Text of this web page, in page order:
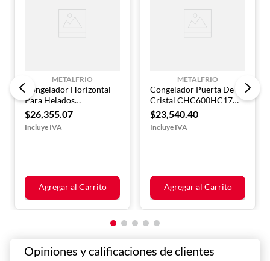
METALFRIO
Congelador Horizontal
Para Helados
CHV15HCL17
METALFRIO
$26,355.07
Agregar al Carrito
METALFRIO
Congelador Puerta De
Cristal CHC600HC17
METALFRIO
$23,540.40
Agregar al Carrito